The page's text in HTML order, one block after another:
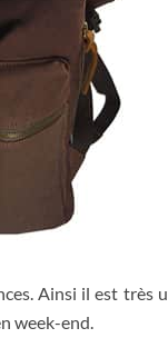
Ainsi il est
week-end.